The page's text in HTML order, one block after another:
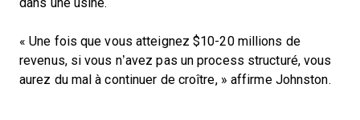
dans une usine.
« Une fois que vous atteignez $10-20 millions de
revenus, si vous n’avez pas un process structuré, vous
aurez du mal à continuer de croître, » affirme Johnston.